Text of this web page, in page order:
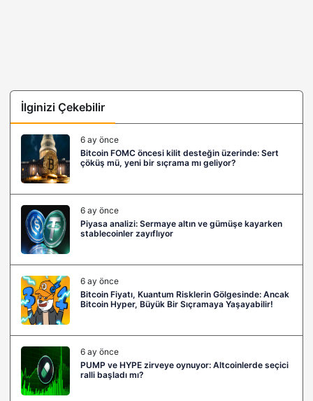
İlginizi Çekebilir
6 ay önce
Bitcoin FOMC öncesi kilit desteğin üzerinde: Sert
çöküş mü, yeni bir sıçrama mı geliyor?
6 ay önce
Piyasa analizi: Sermaye altın ve gümüşe kayarken
stablecoinler zayıflıyor
6 ay önce
Bitcoin Fiyatı, Kuantum Risklerin Gölgesinde: Ancak
Bitcoin Hyper, Büyük Bir Sıçramaya Yaşayabilir!
6 ay önce
PUMP ve HYPE zirveye oynuyor: Altcoinlerde seçici
ralli başladı mı?